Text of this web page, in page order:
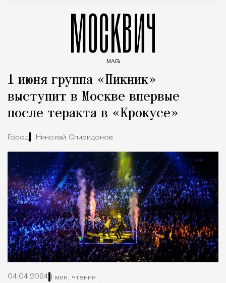
МОСКВИЧ
MAG
1 июня группа «Пикник»
выступит в Москве впервые
после теракта в «Крокусе»
Город Николай Спиридонов
04.04.2024 1 мин. чтения